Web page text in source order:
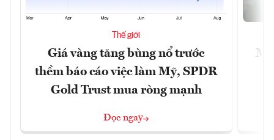
Thế giới
Giá vàng tăng bùng nổ trước
thềm báo cáo việc làm Mỹ, SPDR
Gold Trust mua ròng mạnh
Đọc ngay